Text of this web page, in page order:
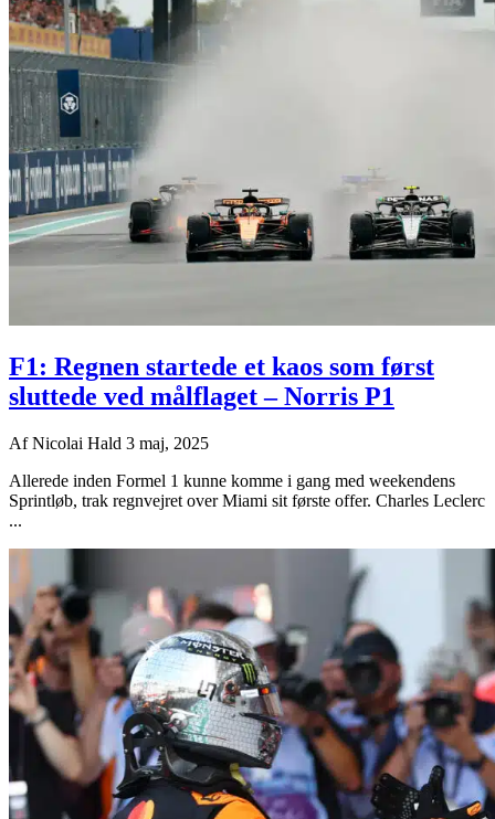
F1: Regnen startede et kaos som først
sluttede ved målflaget – Norris P1
AfNicolai Hald 3 maj, 2025
Allerede inden Formel 1 kunne komme i gang med weekendens
Sprintløb, trak regnvejret over Miami sit første offer. Charles Leclerc
...